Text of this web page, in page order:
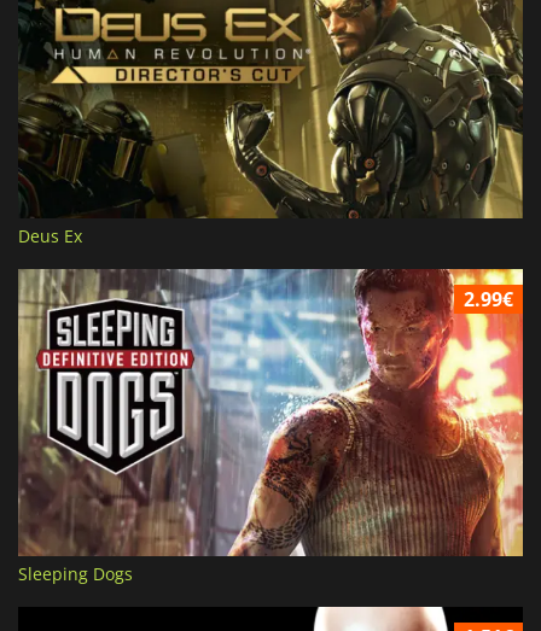
Deus Ex
2.99€
Sleeping Dogs